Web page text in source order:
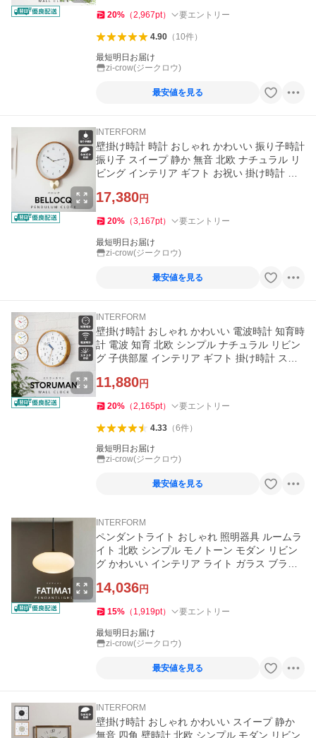
20% （2,967pt） 要エントリー
4.90（ 10件）
最短明日お届け
zi-crow(ジークロウ)
最安値を見る
INTERFORM
壁掛け時計 時計 おしゃれ かわいい 振り子時計
振り子 スイープ 静か 無音 北欧 ナチュラル リ
ビング インテリア ギフト お祝い 掛け時計 ベ
17,380円
20% （3,167pt） 要エントリー
最短明日お届け
zi-crow(ジークロウ)
最安値を見る
INTERFORM
壁掛け時計 おしゃれ かわいい 電波時計 知育時
計 電波 知育 北欧 シンプル ナチュラル リビン
グ 子供部屋 インテリア ギフト 掛け時計 スト
11,880円
20% （2,165pt） 要エントリー
4.33（6件）
最短明日お届け
zi-crow(ジークロウ)
最安値を見る
INTERFORM
ペンダントライト おしゃれ 照明器具 ルームラ
イト 北欧 シンプル モノトーン モダン リビン
グ かわいい インテリア ライト ガラス ブラッ
14,036円
15% （ 1,919pt） 要エントリー
最短明日お届け
zi-crow(ジークロウ)
最安値を見る
INTERFORM
壁掛け時計 おしゃれ かわいい スイープ 静か
無音 四角 壁時計 北欧 シンプル モダン リビン